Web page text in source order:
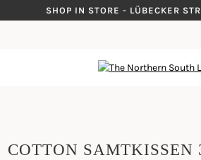
to
SHOP IN STORE - LÜBECKER
COTTON SAMTKISSEN